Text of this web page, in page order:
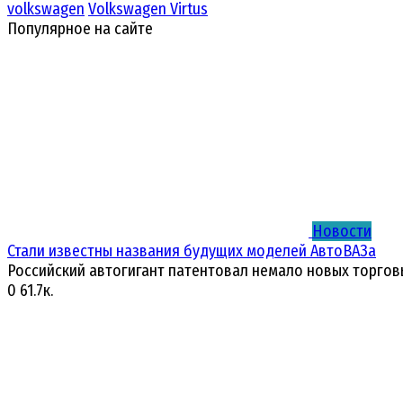
volkswagen Volkswagen Virtus
Популярное на сайте
Новости
Стали известны названия будущих моделей АвтоВАЗа
Российский автогигант патентовал немало новых
0 61.7к.